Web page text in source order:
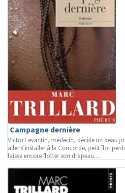
Campagne dernière
Victor Levantin, médecin, décide un beau
aller s'installer à la Concorde, petit îlot
laisse encore flotter son drapeau....